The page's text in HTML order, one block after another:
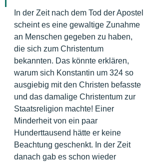
In der Zeit nach dem Tod der Apostel
scheint es eine gewaltige Zunahme
an Menschen gegeben zu haben,
die sich zum Christentum
bekannten. Das könnte erklären,
warum sich Konstantin um 324 so
ausgiebig mit den Christen befasste
und das damalige Christentum zur
Staatsreligion machte! Einer
Minderheit von ein paar
Hunderttausend hätte er keine
Beachtung geschenkt. In der Zeit
danach gab es schon wieder